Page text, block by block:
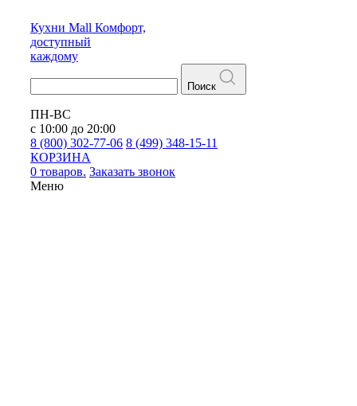
Кухни Mall Комфорт,
доступный
каждому
Поиск
ПН-ВС
с 10:00 до 20:00
8 (800) 302-77-06 8 (499) 348-15-11
КОРЗИНА
0 товаров. Заказать звонок
Меню